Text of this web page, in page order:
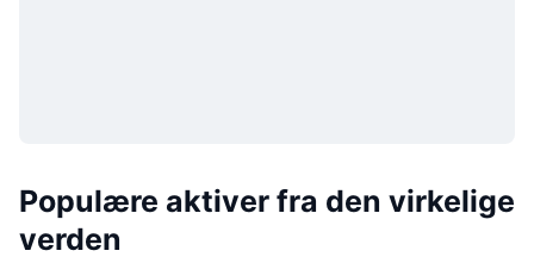
Populære aktiver fra den virkelige
verden